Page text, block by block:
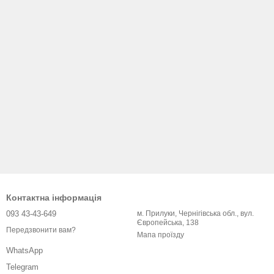
Контактна інформація
093 43-43-649
Передзвонити вам?
WhatsApp
Telegram
м. Прилуки, Чернігівська обл., вул.
Європейська, 138
Мапа проїзду